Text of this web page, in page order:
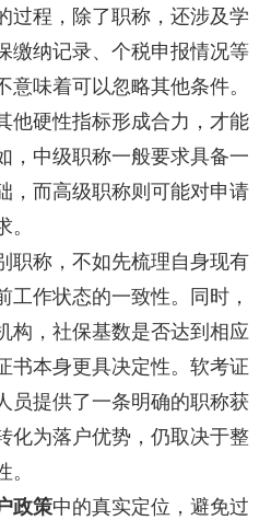
过程，除了职称，还涉及学
缴纳记录、个税申报情况等
味着可以忽略其他条件。
他硬性指标形成合力，才能
，中级职称一般要求具备一
，而高级职称则可能对申请
称，不如先梳理自身现有
工作状态的一致性。同时，
构，社保基数是否达到相应
书本身更具决定性。软考证
员提供了一条明确的职称获
化为落户优势，仍取决于整
政策中的真实定位，避免过